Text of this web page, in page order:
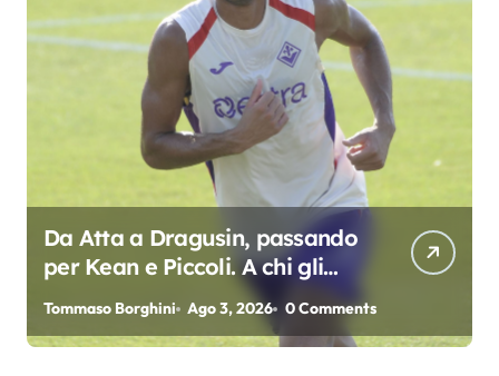
Da Atta a Dragusin, passando
per Kean e Piccoli. A chi gli
oscar del precampionato?
Tommaso Borghini Ago 3, 2026 0 Comments